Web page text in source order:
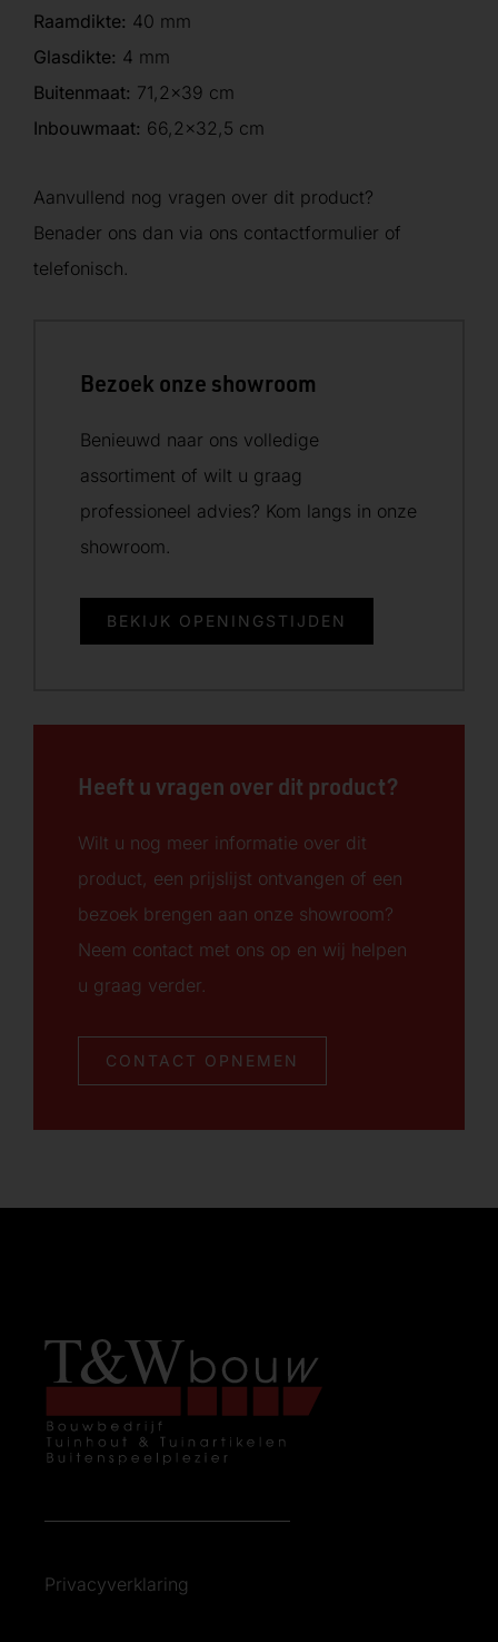
Raamdikte: 40 mm
Glasdikte: 4 mm
Buitenmaat: 71,2×39 cm
Inbouwmaat: 66,2×32,5 cm
Aanvullend nog vragen over dit product?
Benader ons dan via ons contactformulier of
telefonisch.
Bezoek onze showroom
Benieuwd naar ons volledige
assortiment of wilt u graag
professioneel advies? Kom langs in onze
showroom.
BEKIJK OPENINGSTIJDEN
Heeft u vragen over dit product?
Wilt u nog meer informatie over dit
product, een prijslijst ontvangen of een
bezoek brengen aan onze showroom?
Neem contact met ons op en wij helpen
u graag verder.
CONTACT OPNEMEN
Privacyverklaring